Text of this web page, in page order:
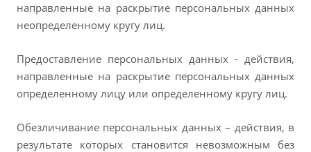
направленные на раскрытие персональных данных
неопределенному кругу лиц.
Предоставление персональных данных - действия,
направленные на раскрытие персональных данных
определенному лицу или определенному кругу лиц.
Обезличивание персональных данных – действия, в
результате которых становится невозможным без